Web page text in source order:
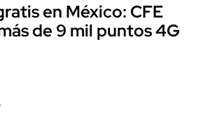
en México: CFE
de 9 mil puntos 4G